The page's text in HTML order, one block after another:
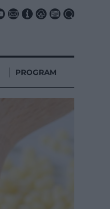
PROGRAM